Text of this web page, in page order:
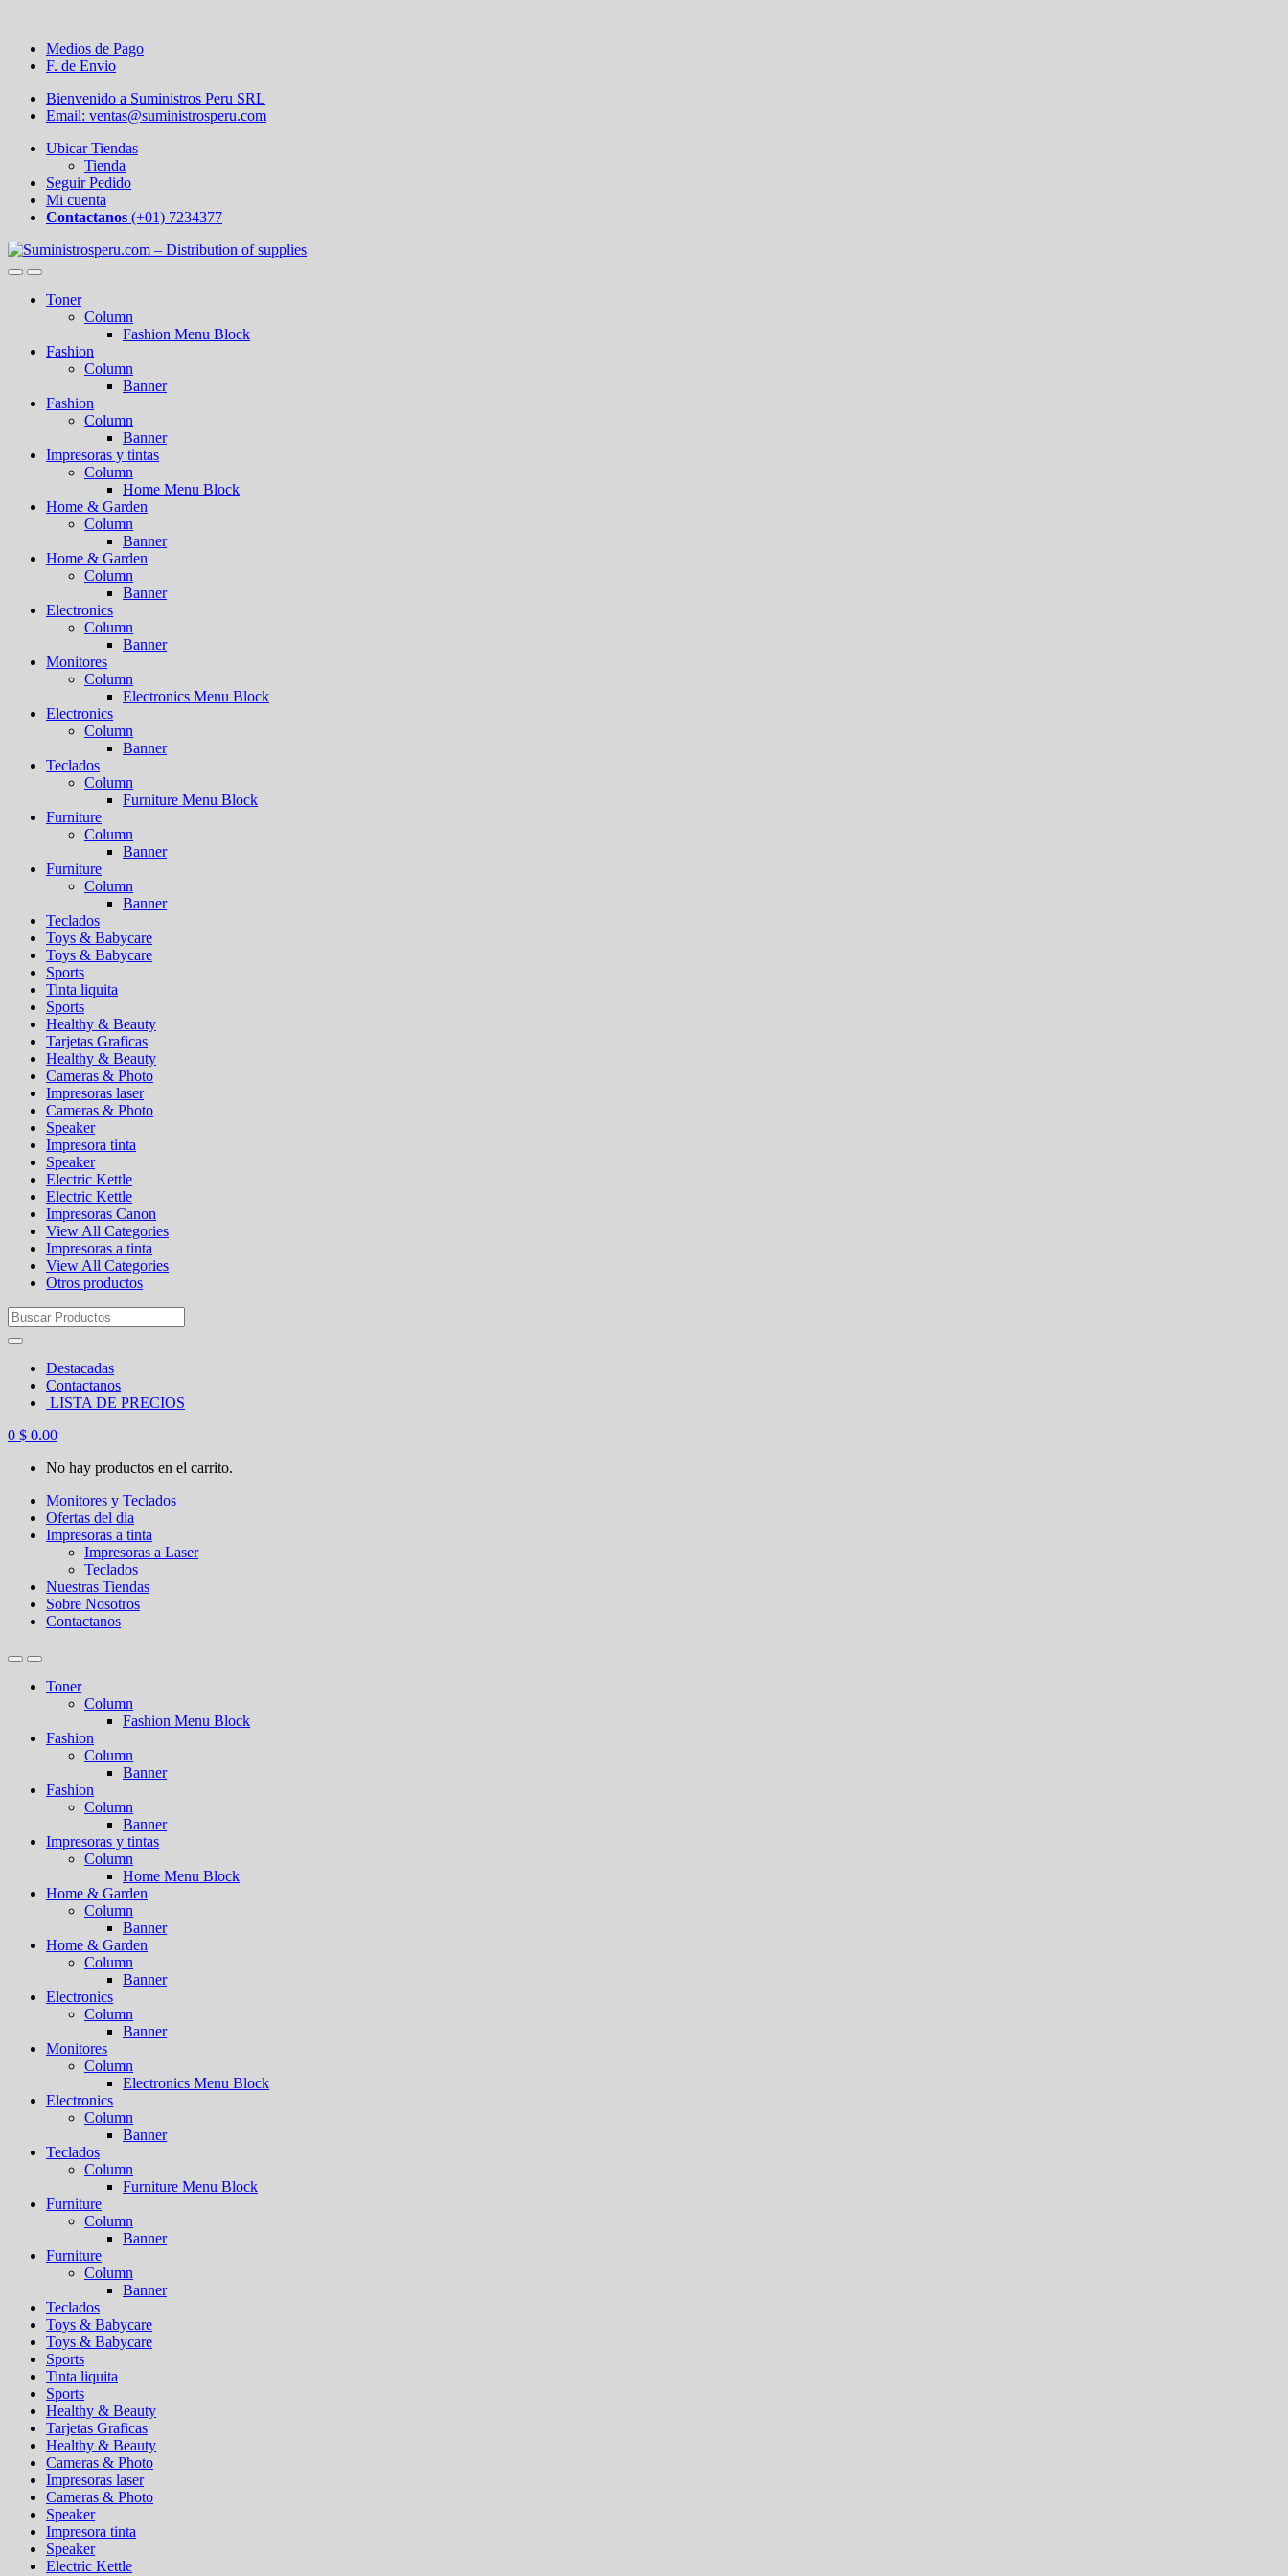
Medios de Pago
F. de Envio
Bienvenido a Suministros Peru SRL
Email: ventas@suministrosperu.com
Ubicar Tiendas
Tienda
Seguir Pedido
Mi cuenta
Contactanos (+01) 7234377
Toner
Column
Fashion Menu Block
Fashion
Column
Banner
Fashion
Column
Banner
Impresoras y tintas
Column
Home Menu Block
Home & Garden
Column
Banner
Home & Garden
Column
Banner
Electronics
Column
Banner
Monitores
Column
Electronics Menu Block
Electronics
Column
Banner
Teclados
Column
Furniture Menu Block
Furniture
Column
Banner
Furniture
Column
Banner
Teclados
Toys & Babycare
Toys & Babycare
Sports
Tinta liquita
Sports
Healthy & Beauty
Tarjetas Graficas
Healthy & Beauty
Cameras & Photo
Impresoras laser
Cameras & Photo
Speaker
Impresora tinta
Speaker
Electric Kettle
Electric Kettle
Impresoras Canon
View All Categories
Impresoras a tinta
View All Categories
Otros productos
Search
for:
Destacadas
Contactanos
LISTA DE PRECIOS
0 $ 0.00
No hay productos en el carrito.
Monitores y Teclados
Ofertas del dia
Impresoras a tinta
Impresoras a Laser
Teclados
Nuestras Tiendas
Sobre Nosotros
Contactanos
Toner
Column
Fashion Menu Block
Fashion
Column
Banner
Fashion
Column
Banner
Impresoras y tintas
Column
Home Menu Block
Home & Garden
Column
Banner
Home & Garden
Column
Banner
Electronics
Column
Banner
Monitores
Column
Electronics Menu Block
Electronics
Column
Banner
Teclados
Column
Furniture Menu Block
Furniture
Column
Banner
Furniture
Column
Banner
Teclados
Toys & Babycare
Toys & Babycare
Sports
Tinta liquita
Sports
Healthy & Beauty
Tarjetas Graficas
Healthy & Beauty
Cameras & Photo
Impresoras laser
Cameras & Photo
Speaker
Impresora tinta
Speaker
Electric Kettle